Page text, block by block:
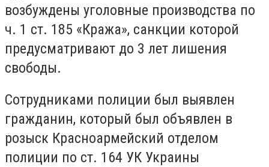
возбуждены уголовные производства по
ч. 1 ст. 185 «Кража», санкции которой
предусматривают до 3 лет лишения
свободы.
Сотрудниками полиции был выявлен
гражданин, который был объявлен в
розыск Красноармейский отделом
полиции по ст. 164 УК Украины